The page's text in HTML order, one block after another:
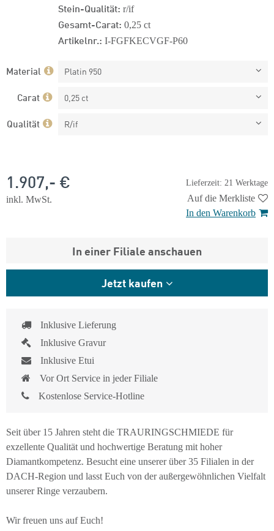
Stein-Qualität: r/if
Gesamt-Carat: 0,25 ct
Artikelnr.: I-FGFKECVGF-P60
Material Platin 950
Carat 0,25 ct
Qualität R/if
Lieferzeit: 21 Werktage
1.907,- €
inkl. MwSt.
Auf die Merkliste
In den Warenkorb
In einer Filiale anschauen
Jetzt kaufen
Inklusive Lieferung
Inklusive Gravur
Inklusive Etui
Vor Ort Service in jeder Filiale
Kostenlose Service-Hotline
Seit über 15 Jahren steht die TRAURINGSCHMIEDE für
exzellente Qualität und hochwertige Beratung mit hoher
Diamantkompetenz. Besucht eine unserer über 35 Filialen in der
DACH-Region und lasst Euch von der außergewöhnlichen Vielfalt
unserer Ringe verzaubern.
Wir freuen uns auf Euch!